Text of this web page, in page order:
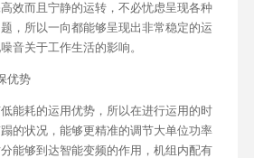
效而且宁静的运转，不必忧虑呈现各种
，所以一向都能够呈现出非常稳定的运
音关于工作生活的影响。
优势
能耗的运用优势，所以在进行运用的时
的状况，能够更精准的调节大单位功率
能够到达智能变频的作用，机组内配有